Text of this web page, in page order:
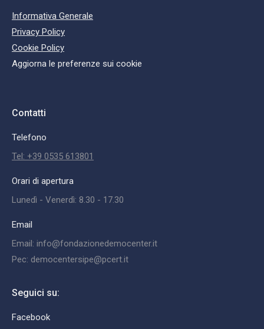
Informativa Generale
Privacy Policy
Cookie Policy
Aggiorna le preferenze sui cookie
Contatti
Telefono
Tel: +39 0535 613801
Orari di apertura
Lunedì - Venerdì: 8.30 - 17.30
Email
Email: info@fondazionedemocenter.it
Pec: democentersipe@pcert.it
Seguici su:
Facebook